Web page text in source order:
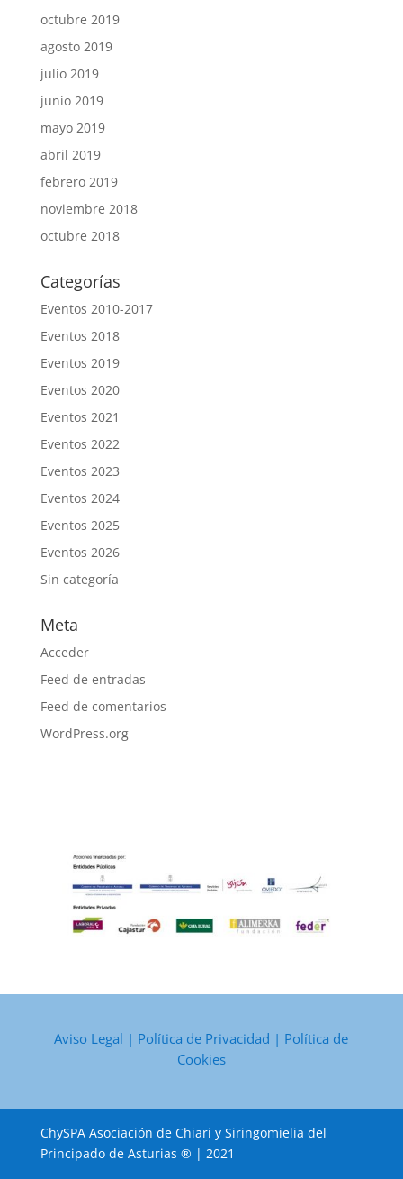
octubre 2019
agosto 2019
julio 2019
junio 2019
mayo 2019
abril 2019
febrero 2019
noviembre 2018
octubre 2018
Categorías
Eventos 2010-2017
Eventos 2018
Eventos 2019
Eventos 2020
Eventos 2021
Eventos 2022
Eventos 2023
Eventos 2024
Eventos 2025
Eventos 2026
Sin categoría
Meta
Acceder
Feed de entradas
Feed de comentarios
WordPress.org
Aviso Legal | Política de Privacidad | Política de
Cookies
ChySPA Asociación de Chiari y Siringomielia del
Principado de Asturias ® | 2021